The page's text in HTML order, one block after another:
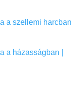
a szellemi harcban |
a házasságban |